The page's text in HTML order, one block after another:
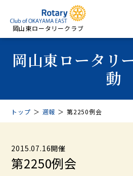
岡山東ロータリークラブ
岡山東ロータリ
動
トップ ＞ 週報 ＞ 第2250例会
2015.07.16開催
第2250例会